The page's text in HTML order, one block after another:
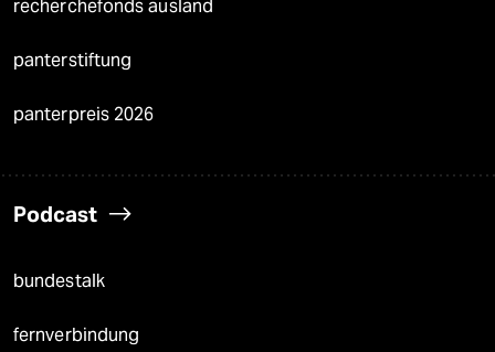
recherchefonds ausland
panterstiftung
panterpreis 2026
Podcast
bundestalk
fernverbindung